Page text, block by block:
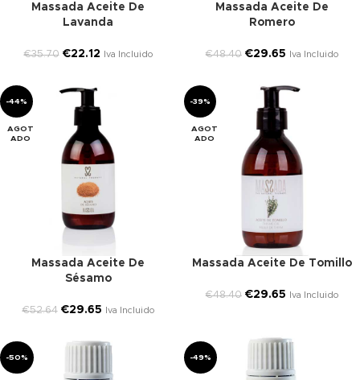
Massada Aceite De
Lavanda
€35.70 €22.12 Iva Incluido
Massada Aceite De
Romero
€48.40 €29.65 Iva Incluido
-44%
AGOT
ADO
Massada Aceite De
Sésamo
€52.64 €29.65 Iva Incluido
-39%
AGOT
ADO
Massada Aceite De Tomillo
€48.40 €29.65 Iva Incluido
-50% -49%